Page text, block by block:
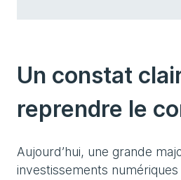
Un constat
reprendre le
Aujourd’hui, une grande
investissements